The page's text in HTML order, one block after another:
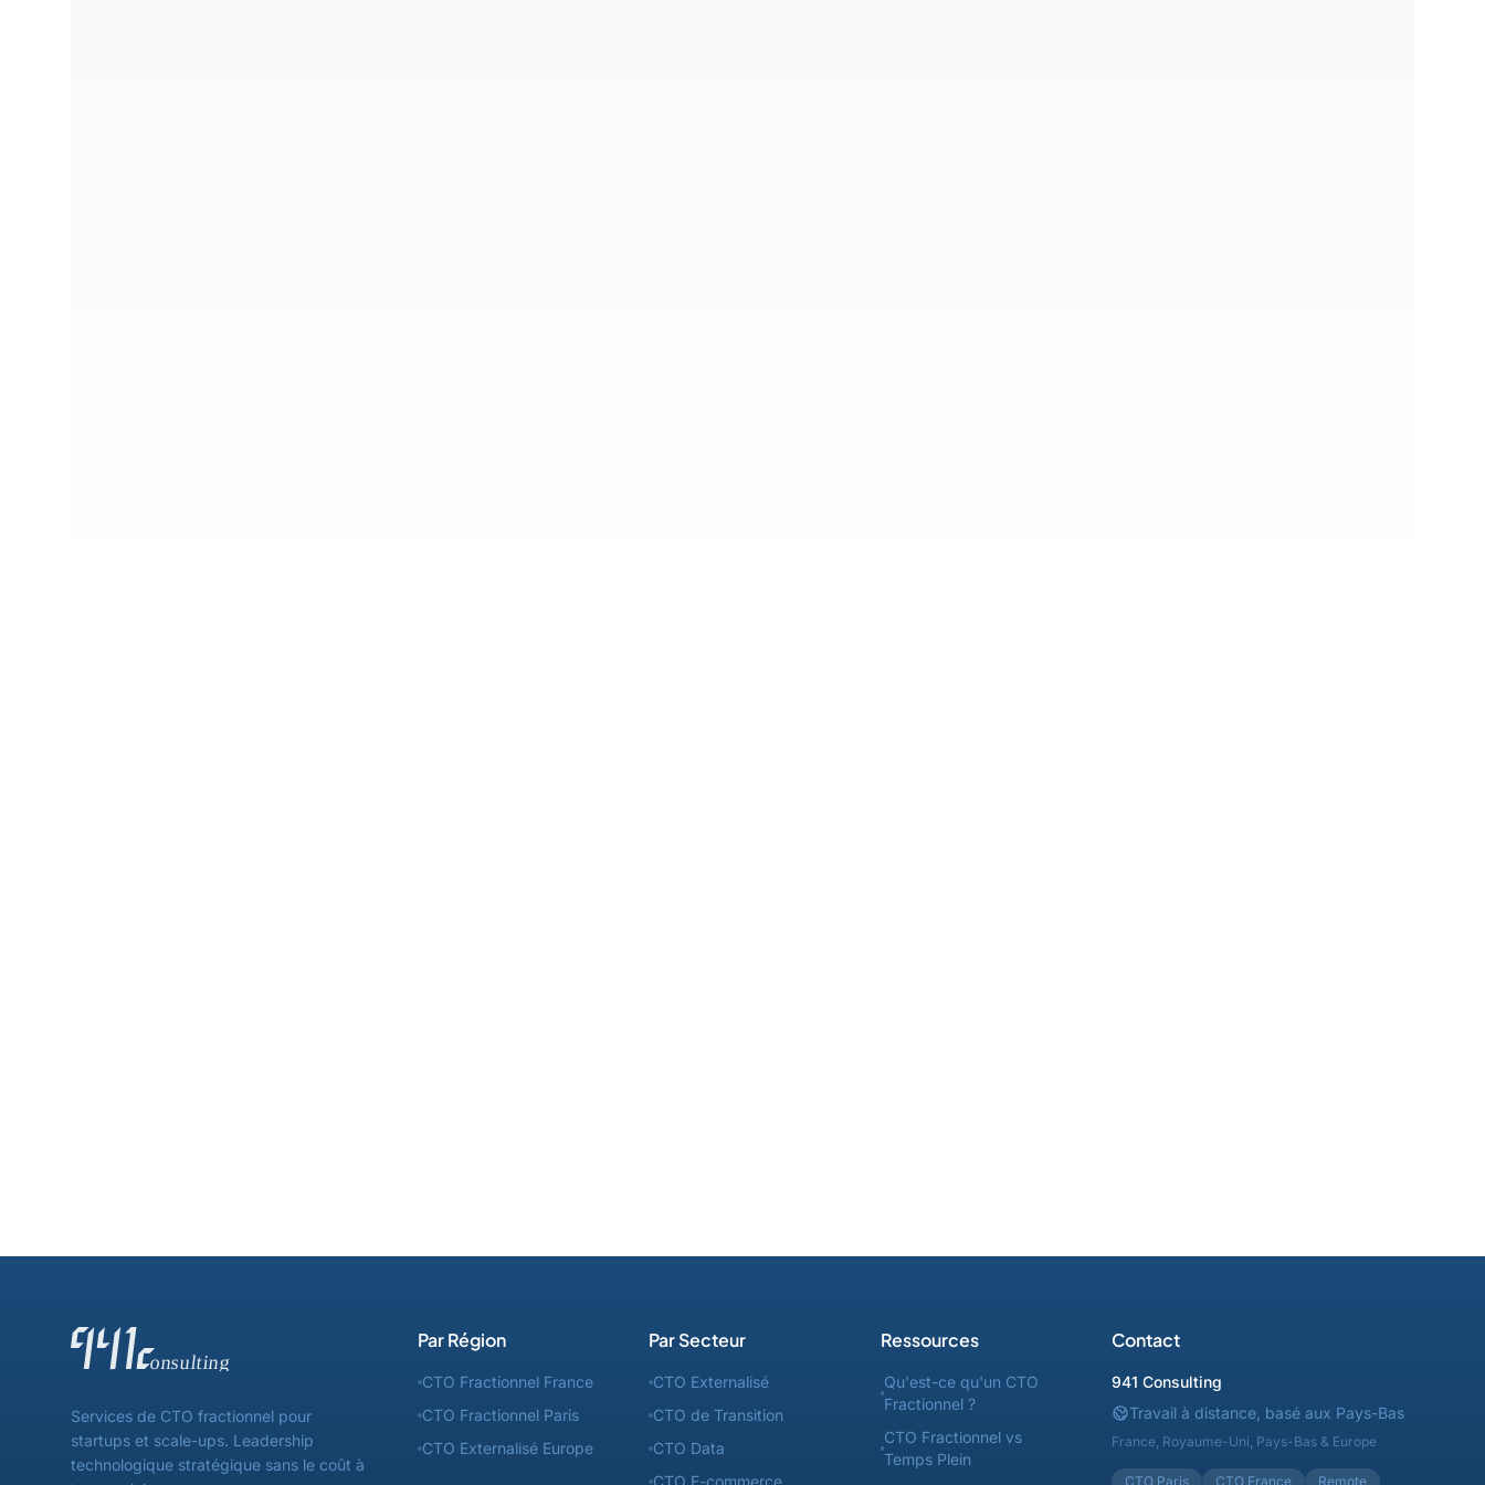
Services de CTO fractionnel pour
startups et scale-ups. Leadership
technologique stratégique sans le coût à
Par Région
CTO Fractionnel France
CTO Fractionnel Paris
CTO Externalisé Europe
Par Secteur
CTO Externalisé
CTO de Transition
CTO Data
CTO E-commerce
Ressources
Qu'est-ce qu'un CTO
Fractionnel ?
CTO Fractionnel vs
Temps Plein
Contact
941 Consulting
Travail à distance, basé aux Pays-Bas
France, Royaume-Uni, Pays-Bas & Europe
CTO Paris CTO France Remote